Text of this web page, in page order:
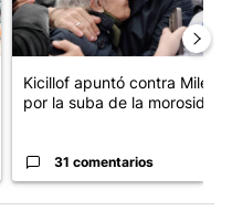
Kicillof apuntó contra Milei
por la suba de la morosida...
31 comentarios